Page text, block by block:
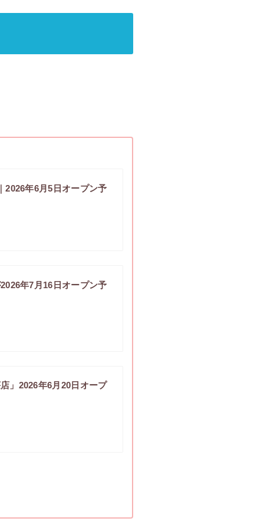
2026年6月5日オープン予
年7月16日オープン予
」2026年6月20日オープ